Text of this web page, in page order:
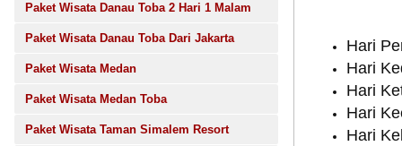
Paket Wisata Danau Toba 2 Hari 1 Malam
Paket Wisata Danau Toba Dari Jakarta
Paket Wisata Medan
Paket Wisata Medan Toba
Paket Wisata Taman Simalem Resort
Hari
Hari
Hari
Hari
Hari